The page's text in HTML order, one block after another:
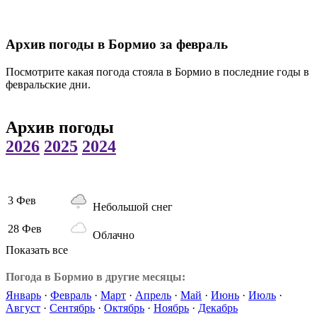
Архив погоды в Бормио за февраль
Посмотрите какая погода стояла в Бормио в последние годы в
февральские дни.
Архив погоды
2026 2025 2024
3 Фев
Небольшой снег
28 Фев
Облачно
Показать все
Погода в Бормио в другие месяцы:
Январь · Февраль · Март · Апрель · Май · Июнь · Июль ·
Август · Сентябрь · Октябрь · Ноябрь · Декабрь